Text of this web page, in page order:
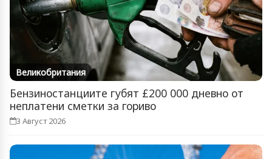
Великобритания
Бензиностанциите губят £200 000 дневно от
неплатени сметки за гориво
3 Август 2026